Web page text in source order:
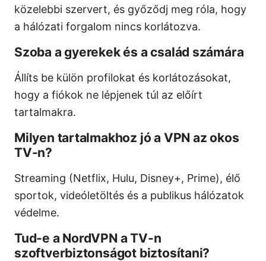
közelebbi szervert, és győződj meg róla, hogy
a hálózati forgalom nincs korlátozva.
Szoba a gyerekek és a család számára
Állíts be külön profilokat és korlátozásokat,
hogy a fiókok ne lépjenek túl az előírt
tartalmakra.
Milyen tartalmakhoz jó a VPN az okos
TV-n?
Streaming (Netflix, Hulu, Disney+, Prime), élő
sportok, videóletöltés és a publikus hálózatok
védelme.
Tud-e a NordVPN a TV-n
szoftverbiztonságot biztosítani?